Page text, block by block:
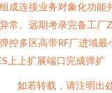
成连接业务对象化功能
常。远期考录完备工厂
控多区高带RF厂进域
上上扩展端口完成弹扩
如若转载，请注明出